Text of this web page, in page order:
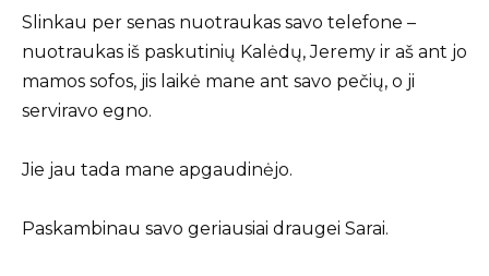
Slinkau per senas nuotraukas savo telefone –
nuotraukas iš paskutinių Kalėdų, Jeremy ir aš ant jo
mamos sofos, jis laikė mane ant savo pečių, o ji
serviravo egno.
Jie jau tada mane apgaudinėjo.
Paskambinau savo geriausiai draugei Sarai.